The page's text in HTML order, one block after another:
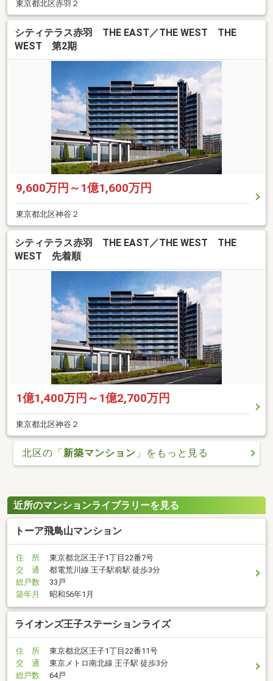
東京都北区赤羽２
シティテラス赤羽 THE EAST／THE WEST THE
WEST 第2期
9,600万円～1億1,600万円
東京都北区神谷２
シティテラス赤羽 THE EAST／THE WEST THE
WEST 先着順
1億1,400万円～1億2,700万円
東京都北区神谷２
北区の「新築マンション 」をもっと見る
近所のマンションライブラリーを見る
トーア飛鳥山マンション
住 所
東京都北区王子1丁目22番7号
交 通
都電荒川線 王子駅前駅 徒歩3分
総戸数
33戸
築年月
昭和56年1月
ライオンズ王子ステーションライズ
住 所
東京都北区王子1丁目22番11号
交 通
東京メトロ南北線 王子駅 徒歩3分
総戸数
64戸